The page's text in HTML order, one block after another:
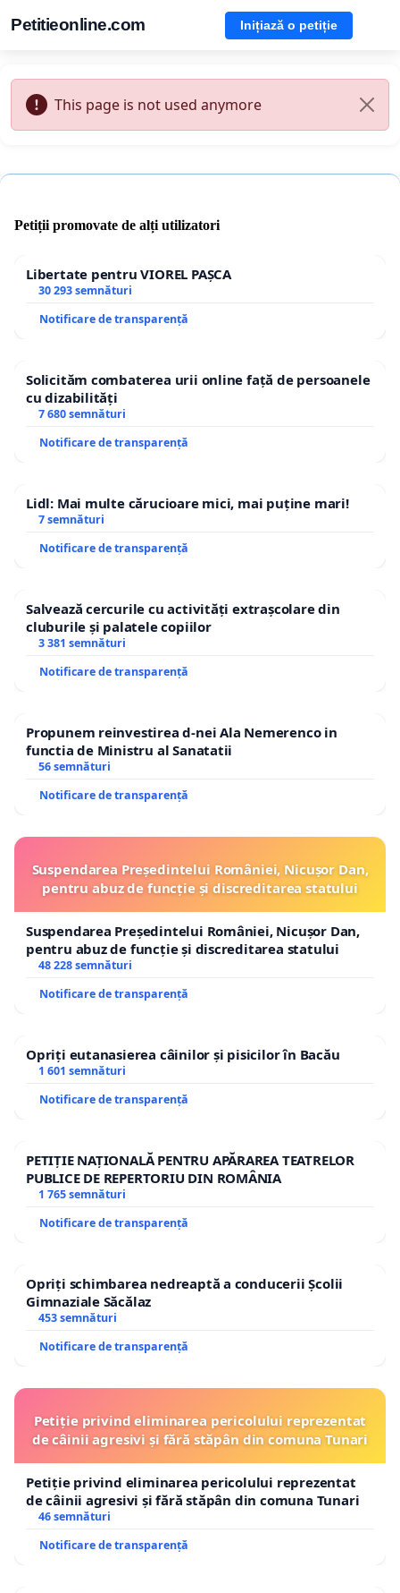
Petitieonline.com Inițiază o petiție
This page is not used anymore
Petiții promovate de alți utilizatori
Libertate pentru VIOREL PAȘCA
30 293 semnături
Notificare de transparență
Solicităm combaterea urii online față de persoanele
cu dizabilități
7 680 semnături
Notificare de transparență
Lidl: Mai multe cărucioare mici, mai puține mari!
7 semnături
Notificare de transparență
Salvează cercurile cu activități extrașcolare din
cluburile și palatele copiilor
3 381 semnături
Notificare de transparență
Propunem reinvestirea d-nei Ala Nemerenco in
functia de Ministru al Sanatatii
56 semnături
Notificare de transparență
Suspendarea Președintelui României, Nicușor Dan,
pentru abuz de funcție și discreditarea statului
Suspendarea Președintelui României, Nicușor Dan,
pentru abuz de funcție și discreditarea statului
48 228 semnături
Notificare de transparență
Opriți eutanasierea câinilor și pisicilor în Bacău
1 601 semnături
Notificare de transparență
PETIȚIE NAȚIONALĂ PENTRU APĂRAREA TEATRELOR
PUBLICE DE REPERTORIU DIN ROMÂNIA
1 765 semnături
Notificare de transparență
Opriți schimbarea nedreaptă a conducerii Școlii
Gimnaziale Săcălaz
453 semnături
Notificare de transparență
Petiție privind eliminarea pericolului reprezentat
de câinii agresivi și fără stăpân din comuna Tunari
Petiție privind eliminarea pericolului reprezentat
de câinii agresivi și fără stăpân din comuna Tunari
46 semnături
Notificare de transparență